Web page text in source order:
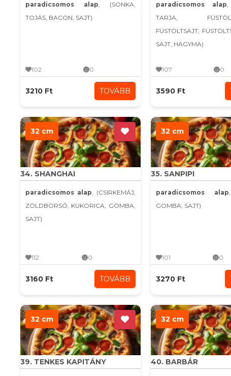
paradicsomos alap, (SONKA,
TOJÁS, BACON, SAJT)
102 0
3210 Ft TOVÁBB
paradicsomos alap,
TARJA,
FÜSTÖLTSAJT,
SAJT, HAGYMA)
107 0
3590 Ft
32 cm
34. SHANGHAI
paradicsomos alap, (CSIRKEMÁJ,
ZÖLDBORSÓ, KUKORICA, GOMBA,
SAJT)
112 0
3160 Ft TOVÁBB
32 cm
35. SANPIPI
paradicsomos alap
GOMBA, SAJT)
101 0
3270 Ft
32 cm
39. TENKES KAPITÁNY
32 cm
40. BARBÁR